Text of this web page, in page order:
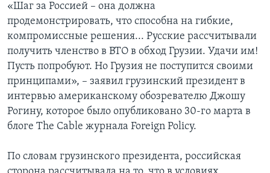
«Шаг за Россией – она должна
продемонстрировать, что способна на гибкие,
компромиссные решения... Русские рассчитывали
получить членство в ВТО в обход Грузии. Удачи им!
Пусть попробуют. Но Грузия не поступится своими
принципами», – заявил грузинский президент в
интервью американскому обозревателю Джошу
Рогину, которое было опубликовано 30-го марта в
блоге The Cable журнала Foreign Policy.
По словам грузинского президента, российская